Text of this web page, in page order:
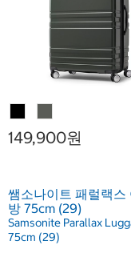
149,900원
쌤소나이트 패럴랙스
방 75cm (29)
Samsonite Parallax
75cm (29)